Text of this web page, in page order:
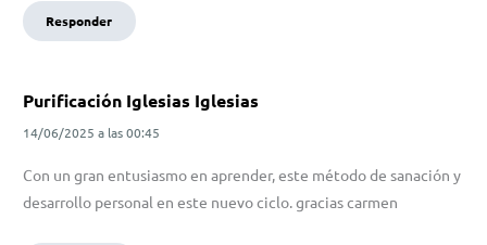
Responder
Purificación Iglesias Iglesias
14/06/2025 a las00:45
Con un gran entusiasmo en aprender, este método de sanación y
desarrollo personal en este nuevo ciclo. gracias carmen